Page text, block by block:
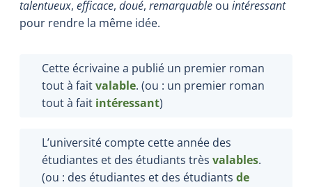
talentueux, efficace, doué, remarquable ou intéressant
pour rendre la même idée.
Cette écrivaine a publié un premier roman
tout à faitvalable. (ou : un premier roman
tout à fait intéressant)
L’université compte cette année des
étudiantes et des étudiants très valables.
(ou : des étudiantes et des étudiants de